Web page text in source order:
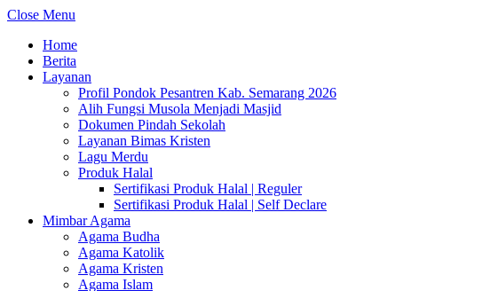
Close Menu
Home
Berita
Layanan
Profil Pondok Pesantren Kab. Semarang 2026
Alih Fungsi Musola Menjadi Masjid
Dokumen Pindah Sekolah
Layanan Bimas Kristen
Lagu Merdu
Produk Halal
Sertifikasi Produk Halal | Reguler
Sertifikasi Produk Halal | Self Declare
Mimbar Agama
Agama Budha
Agama Katolik
Agama Kristen
Agama Islam